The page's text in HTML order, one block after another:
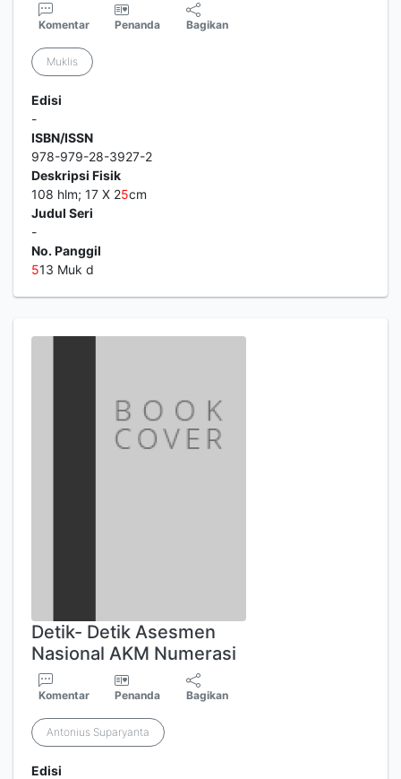
Komentar Penanda Bagikan
Muklis
Edisi
-
ISBN/ISSN
978-979-28-3927-2
Deskripsi Fisik
108 hlm; 17 X 25cm
Judul Seri
-
No. Panggil
513 Muk d
Detik- Detik Asesmen
Nasional AKM Numerasi
Komentar Penanda Bagikan
Antonius Suparyanta
Edisi